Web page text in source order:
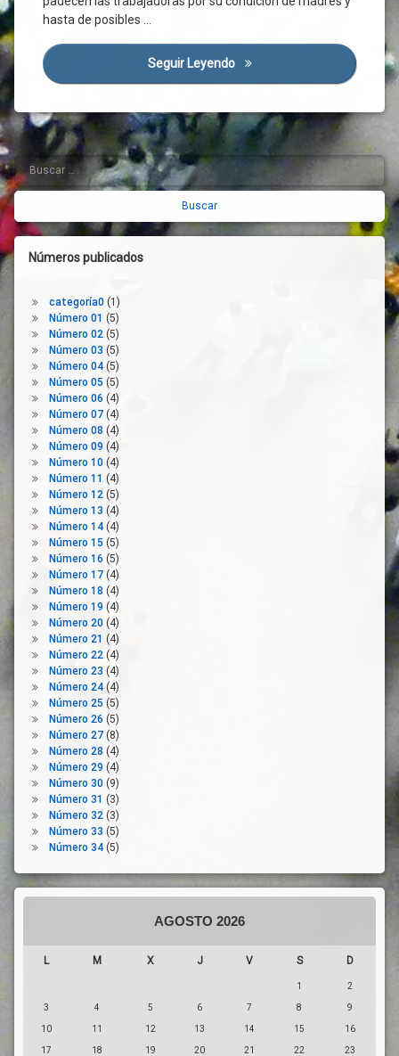
hasta de posibles …
Seguir Leyendo La Corresponsabilidad En El
Cuidadores
Cuidados
A
Familiares
Dependientes
Discriminación
De Género
Discriminación
Laboral
España
Familia
Gobierno
Hijos
Igualdad
Lactancia
Legislación
Machismo
Madres
Maternidad
Mujeres
Normativa
Parto
Paternidad
Permisos
Personas
Trabajadoras
Plan
Mecuida
Protección
De La
Salud
Puerperio
Relaciones
Laborales
Responsabilidades
Familiares
Roles
Seguridad
Barra
lateral
derecha
Buscar:
Números publicados
categoría0(1)
Número 01 (5)
Número 02(5)
Número 03 (5)
Número 04(5)
Número 05 (5)
Número 06 (4)
Número 07(4)
Número 08 (4)
Número 09 (4)
Número 10(4)
Número 11 (4)
Número 12(5)
Número 13 (4)
Número 14(4)
Número 15 (5)
Número 16 (5)
Número 17(4)
Número 18 (4)
Número 19 (4)
Número 20(4)
Número 21 (4)
Número 22(4)
Número 23 (4)
Número 24(4)
Número 25 (5)
Número 26 (5)
Número 27(8)
Número 28 (4)
Número 29 (4)
Número 30(9)
Número 31 (3)
Número 32(3)
Número 33 (5)
Número 34(5)
AGOSTO 2026
L M X J V S D
1 2
3 4 5 6 7 8 9
10 11 12 13 14 15 16
17 18 19 20 21 22 23